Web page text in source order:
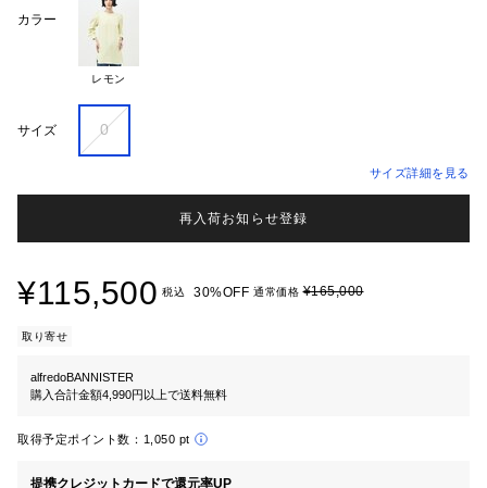
カラー
レモン
サイズ 0
サイズ詳細を見る
再入荷お知らせ登録
¥115,500 税込 30%OFF 通常価格¥165,000
取り寄せ
alfredoBANNISTER
購入合計金額4,990円以上で送料無料
取得予定ポイント数： 1,050 pt
提携クレジットカードで還元率UP